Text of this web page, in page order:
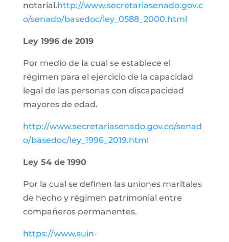
notarial.http://www.secretariasenado.gov.c
o/senado/basedoc/ley_0588_2000.html
Ley 1996 de 2019
Por medio de la cual se establece el
régimen para el ejercicio de la capacidad
legal de las personas con discapacidad
mayores de edad.
http://www.secretariasenado.gov.co/senad
o/basedoc/ley_1996_2019.html
Ley 54 de 1990
Por la cual se definen las uniones maritales
de hecho y régimen patrimonial entre
compañeros permanentes.
https://www.suin-